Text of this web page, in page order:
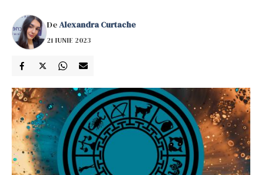
DeAlexandra Curtache
21 IUNIE 2023